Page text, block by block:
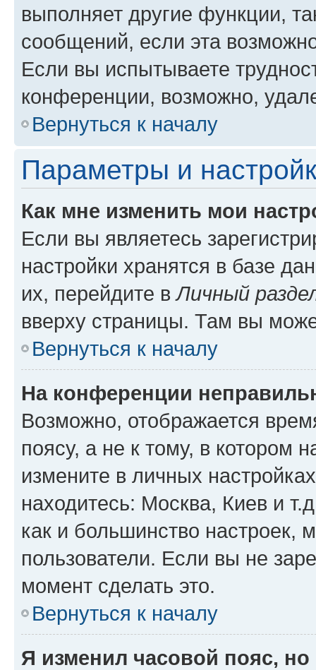
выполняет другие функции,
сообщений, если эта
Если вы испытываете
конференции, возможно,
Вернуться к началу
Параметры и
Как мне изменить мои
Если вы являетесь
настройки хранятся в базе
их, перейдите вЛичный
вверху страницы. Там вы
Вернуться к началу
На конференции
Возможно, отображается
поясу, а не к тому, в котором
измените в личных
находитесь: Москва, Киев и
как и большинство настроек,
пользователи. Если вы не
момент сделать это.
Вернуться к началу
Я изменил часовой пояс,